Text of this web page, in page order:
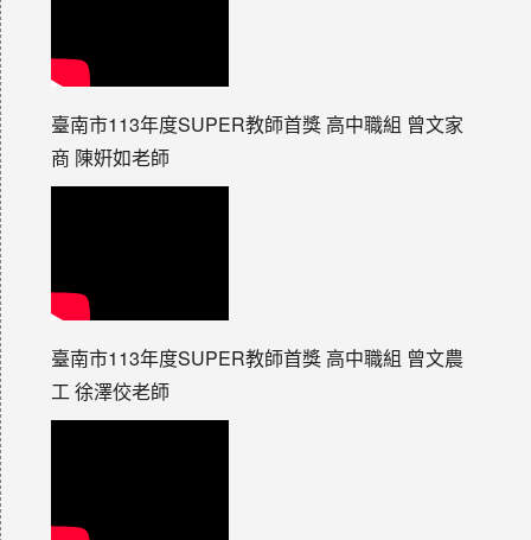
臺南市113年度SUPER教師首獎 高中職組 曾文家
商 陳姸如老師
臺南市113年度SUPER教師首獎 高中職組 曾文農
工 徐澤佼老師